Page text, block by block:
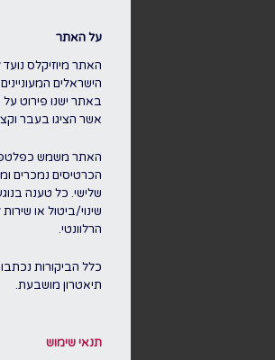
על האתר
האתר מיוזיקלס
הישראלים
באתר ישנו פירוט על
אשר הציגו בעבר
האתר משמש
הכרטיסים נמכרים
שלישי. כל טענה
שינוי/ביטול או
הרלוונטי.
כלל הביקורות
תיאטרון מושבעת.
תנאי שימוש